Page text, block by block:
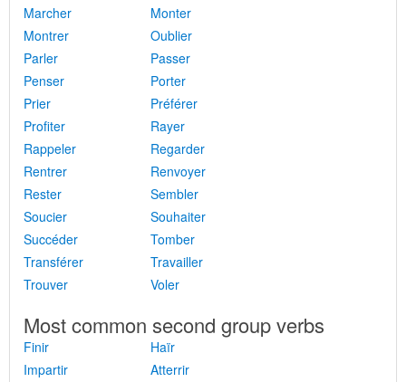
Marcher
Monter
Montrer
Oublier
Parler
Passer
Penser
Porter
Prier
Préférer
Profiter
Rayer
Rappeler
Regarder
Rentrer
Renvoyer
Rester
Sembler
Soucier
Souhaiter
Succéder
Tomber
Transférer
Travailler
Trouver
Voler
Most common second group verbs
Finir
Haïr
Impartir
Atterrir